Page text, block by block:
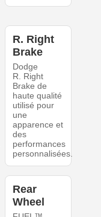
R. Right
Brake
Dodge
R. Right
Brake de
haute qualité
utilisé pour
une
apparence et
des
performances
personnalisées.
Rear
Wheel